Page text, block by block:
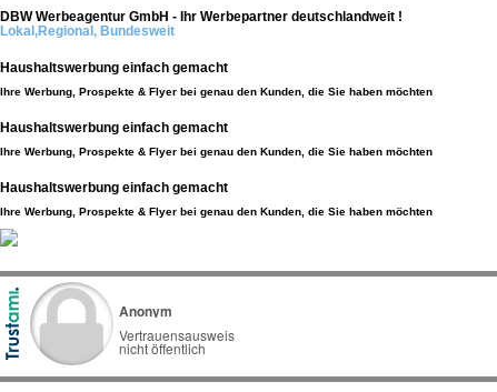
DBW Werbeagentur GmbH - Ihr Werbepartner deutschlandweit !
Lokal,Regional, Bundesweit
Haushaltswerbung einfach gemacht
Ihre Werbung, Prospekte & Flyer bei genau den Kunden, die Sie haben möchten
Haushaltswerbung einfach gemacht
Ihre Werbung, Prospekte & Flyer bei genau den Kunden, die Sie haben möchten
Haushaltswerbung einfach gemacht
Ihre Werbung, Prospekte & Flyer bei genau den Kunden, die Sie haben möchten